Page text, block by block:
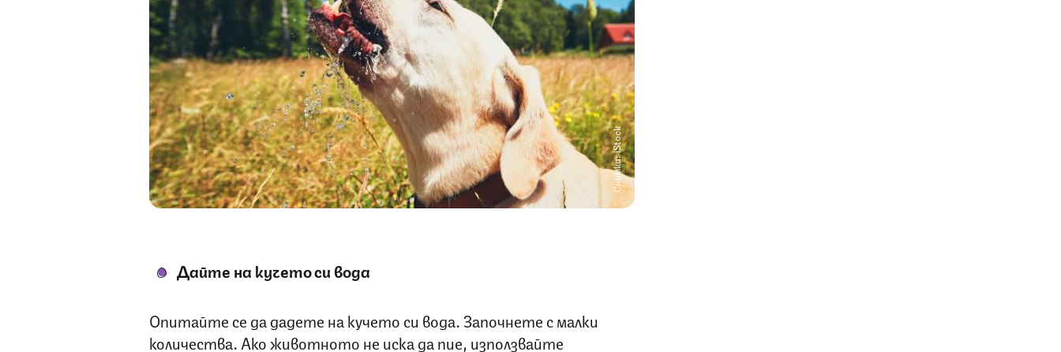
Снимка: iStock
Дайте на кучето си вода
Опитайте се да дадете на кучето си вода. Започнете с малки
количества. Ако животното не иска да пие, използвайте